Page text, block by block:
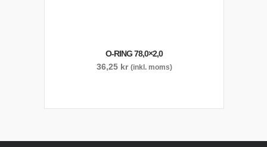
O-RING 78,0×2,0
36,25 kr (inkl. moms)